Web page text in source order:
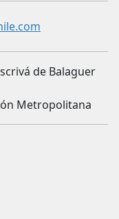
de Balaguer
Metropolitana